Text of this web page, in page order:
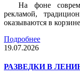
На фоне
рекламой,
оказываются в корзине
Подробнее
19.07.2026
РАЗВЕДКИ В